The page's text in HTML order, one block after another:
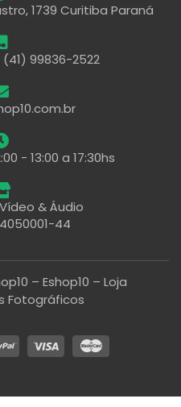
1739 Curitiba Paraná
99836-2522
- 13:00 a 17:30hs
& Áudio
44
– Eshop10 – Loja
Fotográficos